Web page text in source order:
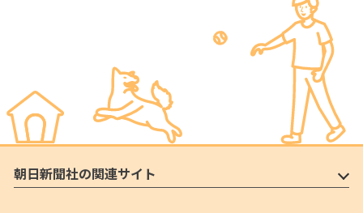
朝日新聞社の関連サイト